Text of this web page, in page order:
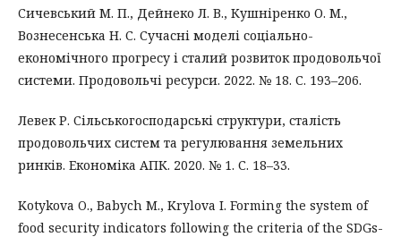
Cичевський М. П., Дейнеко Л. В., Кушніренко О. М.,
Вознесенська Н. С. Сучасні моделі соціально-
економічного прогресу і сталий розвиток продовольчої
системи. Продовольчі ресурси. 2022. № 18. С. 193–206.
Левек Р. Сільськогосподарські структури, сталість
продовольчих систем та регулювання земельних
ринків. Економіка АПК. 2020. № 1. С. 18–33.
Kotykova O., Babych M., Krylova I. Forming the system of
food security indicators following the criteria of the SDGs-